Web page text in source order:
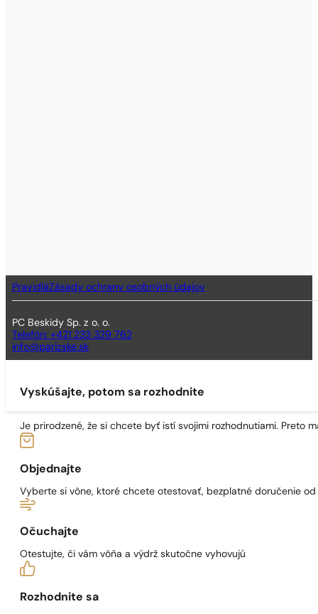
PravidláZásady ochrany osobných údajov
PC Beskidy Sp. z o. o.
Telefón: +421 233 329 762
info@parizske.sk
Vyskúšajte, potom sa rozhodnite
Je prirodzené, že si chcete byť istí svojimi rozhodnutiami. Preto
Objednajte
Vyberte si vône, ktoré chcete otestovať, bezplatné doručenie
Očuchajte
Otestujte, či vám vôňa a výdrž skutočne vyhovujú
Rozhodnite sa